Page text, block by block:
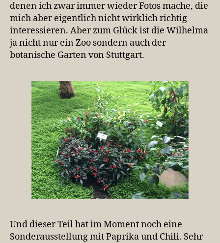
denen ich zwar immer wieder Fotos mache, die
mich aber eigentlich nicht wirklich richtig
interessieren. Aber zum Glück ist die Wilhelma
ja nicht nur ein Zoo sondern auch der
botanische Garten von Stuttgart.
Und dieser Teil hat im Moment noch eine
Sonderausstellung mit Paprika und Chili. Sehr